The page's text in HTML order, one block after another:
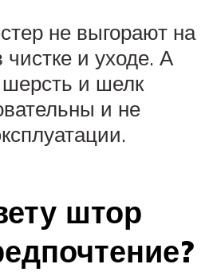
не выгорают на
чистке и уходе. А
и шелк
и не
штор